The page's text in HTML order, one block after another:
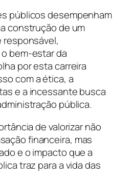
públicos desempenham
construção de um
responsável,
bem-estar da
por esta carreira
com a ética, a
e a incessante busca
pública.
de valorizar não
financeira, mas
e o impacto que a
traz para a vida das